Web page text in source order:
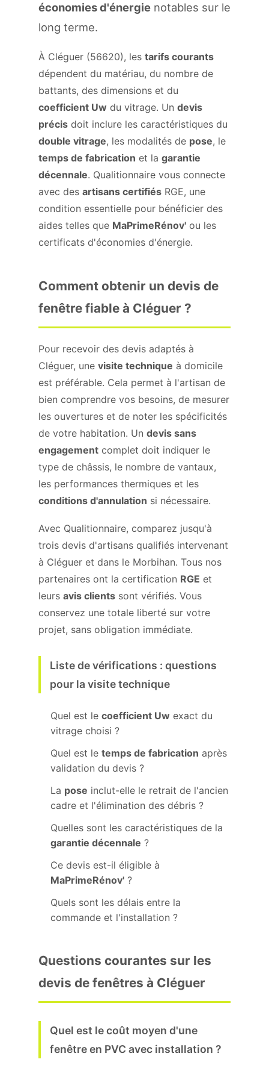
économies d'énergie notables sur le
long terme.
À Cléguer (56620), les tarifs courants
dépendent du matériau, du nombre de
battants, des dimensions et du
coefficient Uw du vitrage. Un devis
précis doit inclure les caractéristiques du
double vitrage, les modalités de pose, le
temps de fabrication et la garantie
décennale. Qualitionnaire vous connecte
avec des artisans certifiés RGE, une
condition essentielle pour bénéficier des
aides telles que MaPrimeRénov' ou les
certificats d'économies d'énergie.
Comment obtenir un devis de
fenêtre fiable à Cléguer ?
Pour recevoir des devis adaptés à
Cléguer, une visite technique à domicile
est préférable. Cela permet à l'artisan de
bien comprendre vos besoins, de mesurer
les ouvertures et de noter les spécificités
de votre habitation. Un devis sans
engagement complet doit indiquer le
type de châssis, le nombre de vantaux,
les performances thermiques et les
conditions d'annulation si nécessaire.
Avec Qualitionnaire, comparez jusqu'à
trois devis d'artisans qualifiés intervenant
à Cléguer et dans le Morbihan. Tous nos
partenaires ont la certification RGE et
leurs avis clients sont vérifiés. Vous
conservez une totale liberté sur votre
projet, sans obligation immédiate.
Liste de vérifications : questions
pour la visite technique
Quel est le coefficient Uw exact du
vitrage choisi ?
Quel est le temps de fabrication après
validation du devis ?
La pose inclut-elle le retrait de l'ancien
cadre et l'élimination des débris ?
Quelles sont les caractéristiques de la
garantie décennale ?
Ce devis est-il éligible à
MaPrimeRénov' ?
Quels sont les délais entre la
commande et l'installation ?
Questions courantes sur les
devis de fenêtres à Cléguer
Quel est le coût moyen d'une
fenêtre en PVC avec installation ?